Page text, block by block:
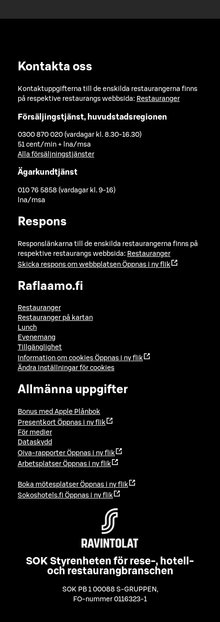
Kontakta oss
Kontaktuppgifterna till de enskilda restaurangerna finns
på respektive restaurangs webbsida: Restauranger
Försäljingstjänst, huvudstadsregionen
0300 870 020 (vardagar kl. 8.30-16.30)
51 cent/min + lna/msa
Alla försäljningstjänster
Ägarkundtjänst
010 76 5858 (vardagar kl. 9-16)
lna/msa
Respons
Responslänkarna till de enskilda restaurangerna finns på
respektive restaurangs webbsida: Restauranger
Skicka respons om webbplatsen Öppnas i ny flik
Raflaamo.fi
Restauranger
Restauranger på kartan
Lunch
Evenemang
Tillgänglighet
Information om cookies Öppnas i ny flik
Ändra inställningar för cookies
Allmänna uppgifter
Bonus med Apple Plånbok
Presentkort Öppnas i ny flik
För medier
Dataskydd
Oiva-rapporter Öppnas i ny flik
Arbetsplatser Öppnas i ny flik
Boka mötesplatser Öppnas i ny flik
Sokoshotels.fi Öppnas i ny flik
SOK Styrenheten för rese-, hotell-
och restaurangbranschen
SOK PB 1 00088 S-GRUPPEN ,
FO-nummer 0116323-1